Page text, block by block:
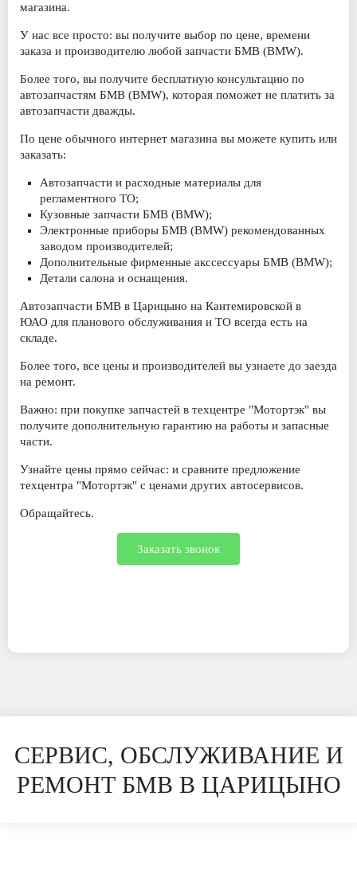
магазина.
У нас все просто: вы получите выбор по цене, времени
заказа и производителю любой запчасти БМВ (BMW).
Более того, вы получите бесплатную консультацию по
автозапчастям БМВ (BMW), которая поможет не платить за
автозапчасти дважды.
По цене обычного интернет магазина вы можете купить или
заказать:
Автозапчасти и расходные материалы для
регламентного ТО;
Кузовные запчасти БМВ (BMW);
Электронные приборы БМВ (BMW) рекомендованных
заводом производителей;
Дополнительные фирменные акссессуары БМВ (BMW);
Детали салона и оснащения.
Автозапчасти БМВ в Царицыно на Кантемировской в
ЮАО для планового обслуживания и ТО всегда есть на
складе.
Более того, все цены и производителей вы узнаете до заезда
на ремонт.
Важно: при покупке запчастей в техцентре "Мотортэк" вы
получите дополнительную гарантию на работы и запасные
части.
Узнайте цены прямо сейчас: и сравните предложение
техцентра "Мотортэк" с ценами других автосервисов.
Обращайтесь.
Заказать звонок
СЕРВИС, ОБСЛУЖИВАНИЕ И
РЕМОНТ БМВ В ЦАРИЦЫНО